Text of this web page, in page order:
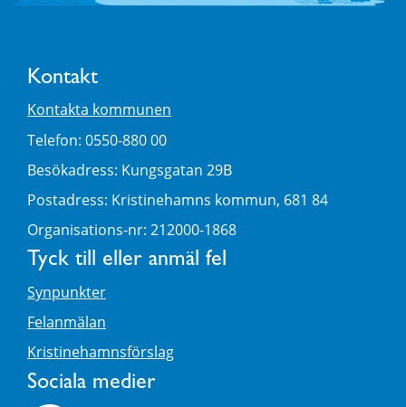
Kontakt
Kontakta kommunen
Telefon: 0550-880 00
Besökadress: Kungsgatan 29B
Postadress: Kristinehamns kommun, 681 84
Organisations-nr: 212000-1868
Tyck till eller anmäl fel
Synpunkter
Felanmälan
Kristinehamnsförslag
Sociala medier